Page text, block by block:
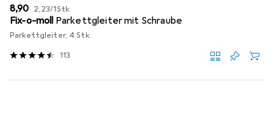
EUR
8,90 EUR
2,23/1Stk.
Fix-o-moll Parkettgleiter mit Schraube
Parkettgleiter, 4 Stk.
113